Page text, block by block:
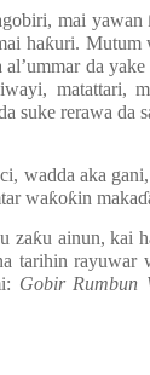
mai yawan
haƙuri. Mutum
al’ummar da
matattari,
suke rerawa da
wadda aka
waƙoƙin makaɗ
zaƙu ainun, kai
tarihin rayuwar
Gobir Rumbun